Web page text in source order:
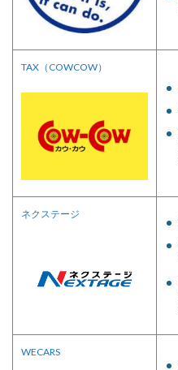
TAX（COWCOW）
ネクステージ
WECARS